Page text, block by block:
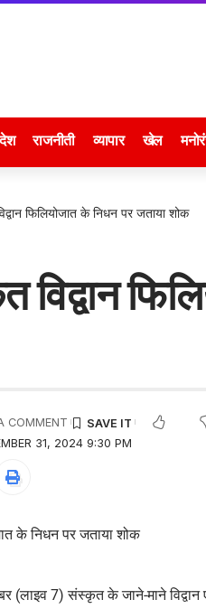
राजनीती व्यापार खेल
फिलियोजात के निधन पर जताया शोक
विद्वान
31, 2024 9:30 PM
COMMENT
(लाइव 7) संस्कृत के जाने-माने